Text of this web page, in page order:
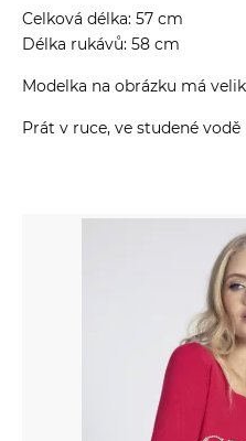
Celková délka: 57 cm
Délka rukávů: 58 cm
Modelka na obrázku má
Prát v ruce, ve studené vodě